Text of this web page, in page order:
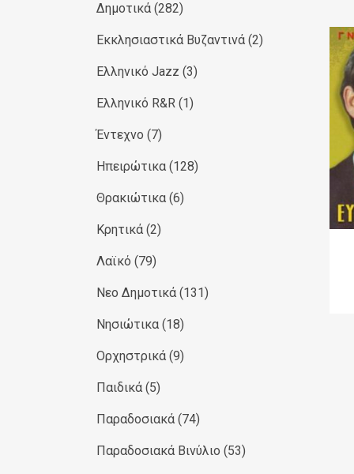
Δημοτικά (282)
Εκκλησιαστικά Βυζαντινά (2)
Ελληνικό Jazz (3)
Ελληνικό R&R (1)
Έντεχνο (7)
Ηπειρώτικα (128)
Θρακιώτικα (6)
Κρητικά (2)
Λαϊκό (79)
Νεο Δημοτικά (131)
Νησιώτικα (18)
Ορχηστρικά (9)
Παιδικά (5)
Παραδοσιακά (74)
Παραδοσιακά Βινύλιο (53)